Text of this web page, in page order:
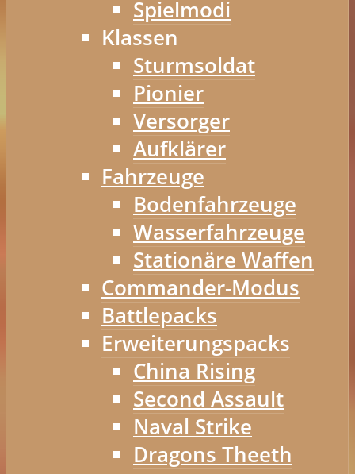
Spielmodi
Klassen
Sturmsoldat
Pionier
Versorger
Aufklärer
Fahrzeuge
Bodenfahrzeuge
Wasserfahrzeuge
Stationäre Waffen
Commander-Modus
Battlepacks
Erweiterungspacks
China Rising
Second Assault
Naval Strike
Dragons Theeth